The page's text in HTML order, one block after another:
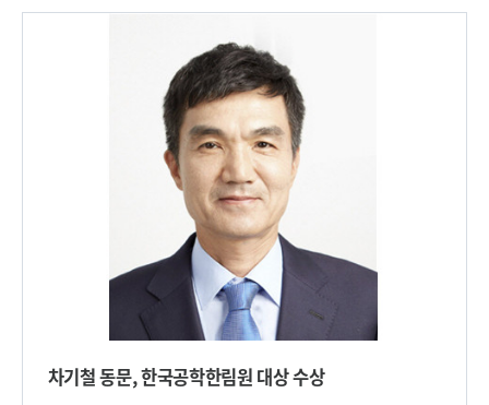
(전기및전자공학부), 권영진(전산학부), 이재길(전산학부),
조계춘(건설및환경공학과), 박범순(과학기술정책대학원) 교수의
연구가 포함되었다. 또한, 국가 전략기술을 선도하고 미래 연구
전략 수립에 기여하는 성과를 선정하는 ‘14대 미래선도기술
특별표창’에는 총 18명의 교수 및 연구자가 이름을 올렸다. ▴
반도체·디스플레이 분야 강기범(신소재공학과)▴이차전지 분야
최남순(생명화학공학과) ▴첨단 모빌리티 분야 강남우
(조천식모빌리티대학원) ▴차세대 원자력 분야 장창희
(원자력및양자공학과) ▴첨단 바이오 신의철(의과학대학원) ▴
우주항공·해양 분야 이창훈, 박기수, 안재명(항공우주공학과) ▴
수소 분야 정연식(신소재공학과) ▴사이버보안 분야 차상길
(전산학부) ▴인공지능 분야 예종철(김재철AI대학원) ▴차세대
통신 분야 최준일(전기및전자공학부) ▴첨단로봇·제조 분야
황보제민(기계공학과) ▴양자 분야 유경식(전기및전자공학부) ▴
탄소중립 분야 김범준(생명화학공학과) ▴국방 분야 최지환,
전은지, 최한림(항공우주공학과)이 수상받는다. 올해는
바이오및뇌공학과 이윤흠, 신소재공학과 우준희, 박기현,
뇌인지공학프로그램 손연주 학생 등 8명이, 장려상에는
전기및전자공학부 신훈범 학생이 수상했다. 특히, 우리 대학은
대학부문에서 개인에게 시상되는 10개 분과 중 4개 분과의
금상을 석권하였고, 컴퓨터과학 및 공학 분과에서는 김원웅,
홍천산, 이병관, 김현승 학생이 절반의 상을 차지하며 두각을
나타냈다. 금상 수상자인 김원웅(지도교수 박종세)는 포스트-
트랜스포머 모델의 연산을 분석하고, 기존 PIM 한계를 극복하기
위해 양자화 기반 모델 경량화 기법과 새로운 PIM 구조를 접속한
GPU+PIM 융합 가속 시스템 논문으로 컴퓨터과학 및 공학
분야에서 가장 높은 평가를 받았다. 또한, 기계공학 분과의
강석경(지도교수 김산하)학생은 탄소나노튜브(VACNT)를
활용한 나노 사포를 개발해 연마 입자의 안정성을 높여 기존
사포보다 정밀한 가공을 가능케 하는 논문으로 금상 수상의
영예를 안았다. 오재원(지도교수 조성환)학생은 60GHz
구현한 mm-wave 대역 통신 및 레이다 회로를 위한 주파수
차기철 동문, 한국공학한림원 대상 수상